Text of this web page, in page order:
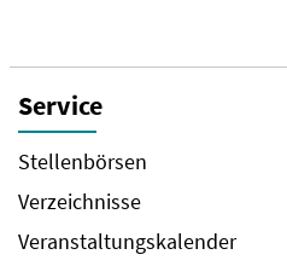
Service
Stellenbörsen
Verzeichnisse
Veranstaltungskalender